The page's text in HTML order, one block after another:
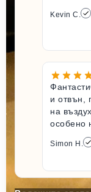
Kevin C.
и отвън,
на
особено
Simon H.